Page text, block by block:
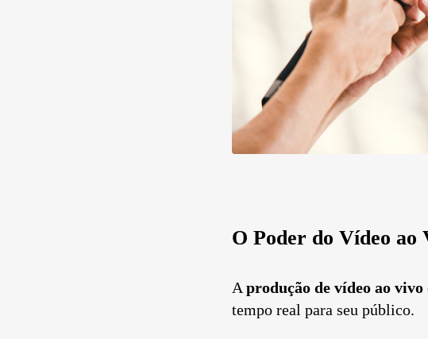
O Poder do Vídeo ao
A produção de vídeo ao vivo
tempo real para seu público.